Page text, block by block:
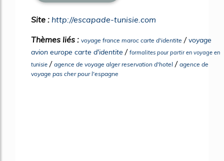
Site : http://escapade-tunisie.com
Thèmes liés : voyage france maroc carte d'identite /voyage
avion europe carte d'identite / formalites pour partir en voyage en
tunisie / agence de voyage alger reservation d'hotel / agence de
voyage pas cher pour l'espagne